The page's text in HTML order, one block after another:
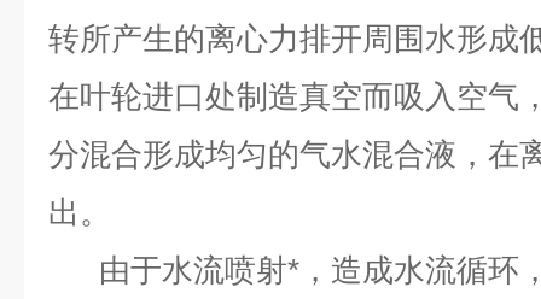
转所产生的离心力排开周围水形成
在叶轮进口处制造真空而吸入空气
分混合形成均匀的气水混合液，在
出。
由于水流喷射*，造成水流循环